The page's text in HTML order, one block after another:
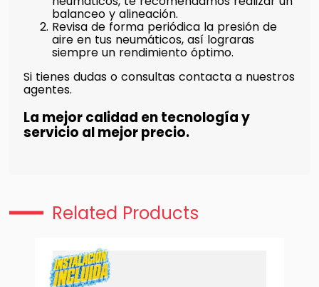
balanceo y alineación.
Revisa de forma periódica la presión de
aire en tus neumáticos, así lograras
siempre un rendimiento óptimo.
Si tienes dudas o consultas contacta a nuestros
agentes.
La mejor calidad en tecnología y
servicio al mejor precio.
Related Products